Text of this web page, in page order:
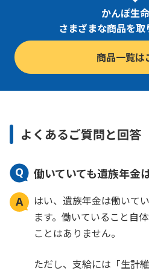
かんぽ生
さまざまな商品を
商品一覧は
よくあるご質問と回答
働いていても遺族年金
はい、遺族年金は働いて
ます。働いていること自
ことはありません。
ただし、支給には「生計